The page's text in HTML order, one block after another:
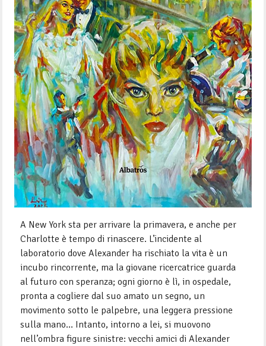
A New York sta per arrivare la primavera, e anche per
Charlotte è tempo di rinascere. L’incidente al
laboratorio dove Alexander ha rischiato la vita è un
incubo rincorrente, ma la giovane ricercatrice guarda
al futuro con speranza; ogni giorno è lì, in ospedale,
pronta a cogliere dal suo amato un segno, un
movimento sotto le palpebre, una leggera pressione
sulla mano… Intanto, intorno a lei, si muovono
nell’ombra figure sinistre: vecchi amici di Alexander